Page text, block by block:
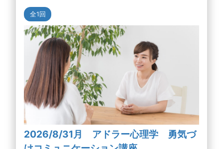
全1回
2026/8/31月 アドラー心理学 勇気づ